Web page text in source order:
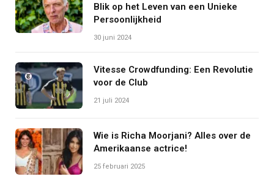
Blik op het Leven van een Unieke
Persoonlijkheid
30 juni 2024
Vitesse Crowdfunding: Een Revolutie
voor de Club
21 juli 2024
Wie is Richa Moorjani? Alles over de
Amerikaanse actrice!
25 februari 2025